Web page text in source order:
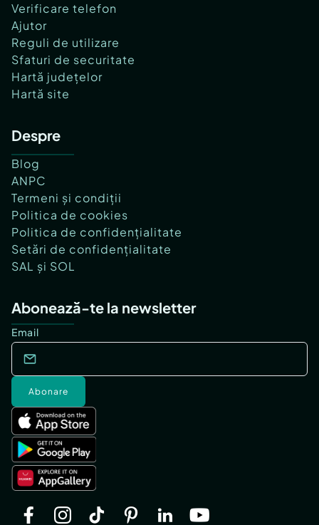
Verificare telefon
Ajutor
Reguli de utilizare
Sfaturi de securitate
Hartă județelor
Hartă site
Despre
Blog
ANPC
Termeni și condiții
Politica de cookies
Politica de confidențialitate
Setări de confidențialitate
SAL și SOL
Abonează-te la newsletter
Email
Abonare